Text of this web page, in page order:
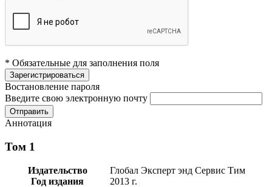
* Обязательные для заполнения поля
Востановление пароля
Введите свою электронную почту
Аннотация
Том 1
Издательство
Глобал Эксперт энд Сервис Тим
Год издания
2013 г.